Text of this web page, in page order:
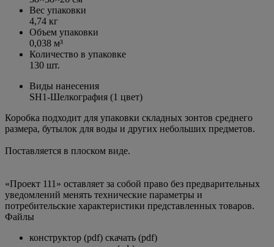
Вес упаковки
4,74 кг
Объем упаковки
0,038 м³
Количество в упаковке
130 шт.
Виды нанесения
SH1-Шелкография (1 цвет)
Коробка подходит для упаковки складных зонтов среднего
размера, бутылок для воды и других небольших предметов.
Поставляется в плоском виде.
«Проект 111» оставляет за собой право без предварительных
уведомлений менять технические параметры и
потребительские характеристики представленных товаров.
Файлы
конструктор (pdf) скачать (pdf)